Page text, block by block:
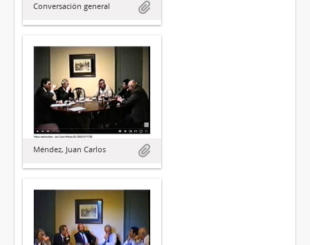
Conversación general
Méndez, Juan Carlos